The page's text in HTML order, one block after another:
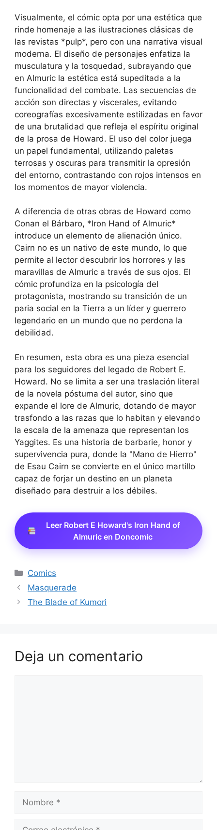
Visualmente, el cómic opta por una estética que
rinde homenaje a las ilustraciones clásicas de
las revistas *pulp*, pero con una narrativa visual
moderna. El diseño de personajes enfatiza la
musculatura y la tosquedad, subrayando que
en Almuric la estética está supeditada a la
funcionalidad del combate. Las secuencias de
acción son directas y viscerales, evitando
coreografías excesivamente estilizadas en favor
de una brutalidad que refleja el espíritu original
de la prosa de Howard. El uso del color juega
un papel fundamental, utilizando paletas
terrosas y oscuras para transmitir la opresión
del entorno, contrastando con rojos intensos en
los momentos de mayor violencia.
A diferencia de otras obras de Howard como
Conan el Bárbaro, *Iron Hand of Almuric*
introduce un elemento de alienación único.
Cairn no es un nativo de este mundo, lo que
permite al lector descubrir los horrores y las
maravillas de Almuric a través de sus ojos. El
cómic profundiza en la psicología del
protagonista, mostrando su transición de un
paria social en la Tierra a un líder y guerrero
legendario en un mundo que no perdona la
debilidad.
En resumen, esta obra es una pieza esencial
para los seguidores del legado de Robert E.
Howard. No se limita a ser una traslación literal
de la novela póstuma del autor, sino que
expande el lore de Almuric, dotando de mayor
trasfondo a las razas que lo habitan y elevando
la escala de la amenaza que representan los
Yaggites. Es una historia de barbarie, honor y
supervivencia pura, donde la "Mano de Hierro"
de Esau Cairn se convierte en el único martillo
capaz de forjar un destino en un planeta
diseñado para destruir a los débiles.
Leer Robert E Howard's Iron Hand of
Almuric en Doncomic
Categorías
Comics
Masquerade
The Blade of Kumori
Deja un comentario
Nombre
Correo